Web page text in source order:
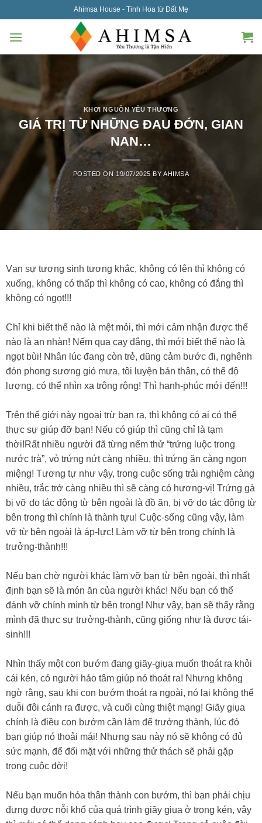
to
content
Ahimsa House - Tinh Hoa từ Đất Mẹ
KHƠI NGUỒN YÊU THƯƠNG
GIÁ TRỊ TỪ NHỮNG ĐAU ĐỚN, GIAN
NAN…
POSTED ON 19/07/2025 BYAHIMSA
Vạn sự tương sinh tương khắc, không có lên thì không có
xuống, không có thấp thì không có cao, không có đắng thì
không có ngọt!!!
Chỉ khi biết thế nào là mệt mỏi, thì mới cảm nhận được thế
nào là an nhàn! Nếm qua cay đắng, thì mới biết thế nào là
ngọt bùi! Nhân lúc đang còn trẻ, dũng cảm bước đi, nghênh
đón phong sương gió mưa, tôi luyện bản thân, có thể độ
lượng, có thể nhìn xa trông rộng! Thì hạnh-phúc mới đến!!!
Trên thế giới này ngoại trừ bạn ra, thì không có ai có thể
thực sự giúp đỡ bạn! Nếu có giúp thì cũng chỉ là tạm
thời!Rất nhiều người đã từng nếm thử “trứng luộc trong
nước trà”, vỏ trứng nứt càng nhiều, thì trứng ăn càng ngon
miệng! Tương tự như vậy, trong cuộc sống trải nghiệm càng
nhiều, trắc trở càng nhiều thì sẽ càng có hương-vị! Trứng gà
bị vỡ do tác động từ bên ngoài là đồ ăn, bị vỡ do tác động từ
bên trong thì chính là thành tựu! Cuộc-sống cũng vậy, làm
vỡ từ bên ngoài là áp-lực! Làm vỡ từ bên trong chính là
trưởng-thành!!!
Nếu bạn chờ người khác làm vỡ bạn từ bên ngoài, thì nhất
định bạn sẽ là món ăn của người khác! Nếu bạn có thể
đánh vỡ chính mình từ bên trong! Như vậy, bạn sẽ thấy rằng
mình đã thực sự trưởng-thành, cũng giống như là được tái-
sinh!!!
Nhìn thấy một con bướm đang giãy-giụa muốn thoát ra khỏi
cái kén, có người hảo tâm giúp nó thoát ra! Nhưng không
ngờ rằng, sau khi con bướm thoát ra ngoài, nó lại không thể
duỗi đôi cánh ra được, và cuối cùng thiệt mạng! Giãy giụa
chính là điều con bướm cần làm để trưởng thành, lúc đó
bạn giúp nó thoải mái! Nhưng sau này nó sẽ không có đủ
sức mạnh, để đối mặt với những thử thách sẽ phải gặp
trong cuộc đời!
Nếu bạn muốn hóa thân thành con bướm, thì bạn phải chịu
đựng được nỗi khổ của quá trình giãy giụa ở trong kén, vậy